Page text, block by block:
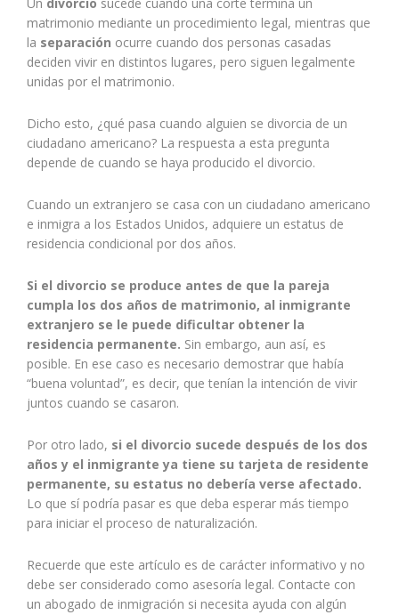
matrimonio mediante un procedimiento legal, mientras que
la separación ocurre cuando dos personas casadas
deciden vivir en distintos lugares, pero siguen legalmente
unidas por el matrimonio.
Dicho esto, ¿qué pasa cuando alguien se divorcia de un
ciudadano americano? La respuesta a esta pregunta
depende de cuando se haya producido el divorcio.
Cuando un extranjero se casa con un ciudadano americano
e inmigra a los Estados Unidos, adquiere un estatus de
residencia condicional por dos años.
Si el divorcio se produce antes de que la pareja
cumpla los dos años de matrimonio, al inmigrante
extranjero se le puede dificultar obtener la
residencia permanente. Sin embargo, aun así, es
posible. En ese caso es necesario demostrar que había
“buena voluntad”, es decir, que tenían la intención de vivir
juntos cuando se casaron.
Por otro lado, si el divorcio sucede después de los dos
años y el inmigrante ya tiene su tarjeta de residente
permanente, su estatus no debería verse afectado.
Lo que sí podría pasar es que deba esperar más tiempo
para iniciar el proceso de naturalización.
Recuerde que este artículo es de carácter informativo y no
debe ser considerado como asesoría legal. Contacte con
un abogado de inmigración si necesita ayuda con algún